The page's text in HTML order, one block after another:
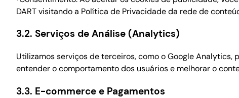
DART visitando a Política de Privacidade da rede de
3.2. Serviços de Análise (Analytics)
Utilizamos serviços de terceiros, como o Google Analytics,
entender o comportamento dos usuários e melhorar o
3.3. E-commerce e Pagamentos